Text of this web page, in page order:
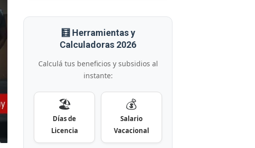
🧮 Herramientas y
Calculadoras 2026
Calculá tus beneficios y subsidios al
instante:
🏖️
Días de
Licencia
💰
Salario
Vacacional